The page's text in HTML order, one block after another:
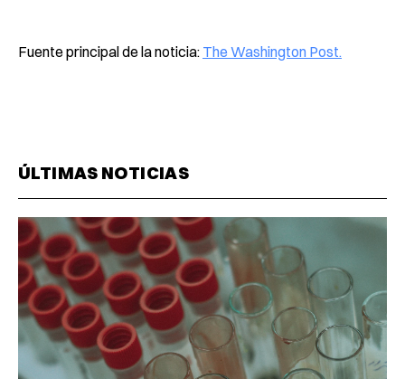
Fuente principal de la noticia: The Washington Post.
ÚLTIMAS NOTICIAS